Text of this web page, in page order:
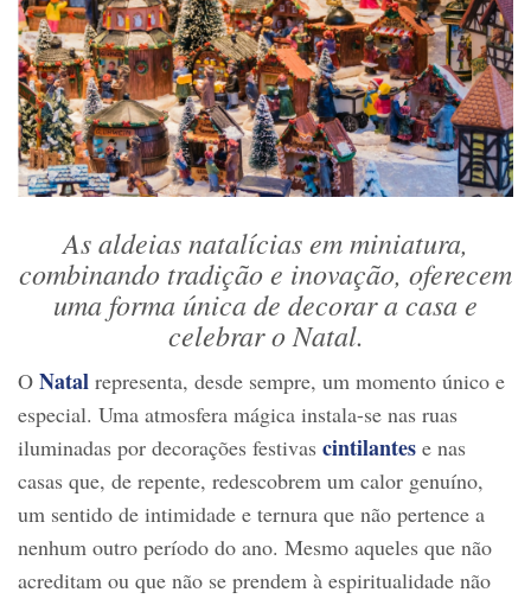
As aldeias natalícias em miniatura,
combinando tradição e inovação, oferecem
uma forma única de decorar a casa e
celebrar o Natal.
O Natal representa, desde sempre, um momento único e
especial. Uma atmosfera mágica instala-se nas ruas
iluminadas por decorações festivas cintilantes e nas
casas que, de repente, redescobrem um calor genuíno,
um sentido de intimidade e ternura que não pertence a
nenhum outro período do ano. Mesmo aqueles que não
acreditam ou que não se prendem à espiritualidade não